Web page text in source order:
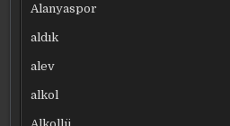
Alanyaspor
aldık
alev
alkol